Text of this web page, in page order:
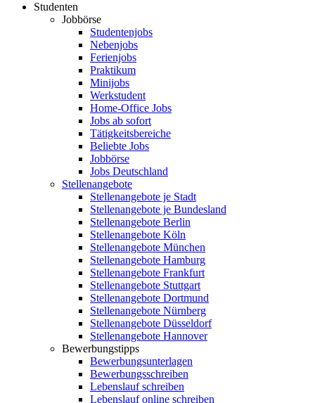
Studenten
Jobbörse
Studentenjobs
Nebenjobs
Ferienjobs
Praktikum
Minijobs
Werkstudent
Home-Office Jobs
Jobs ab sofort
Tätigkeitsbereiche
Beliebte Jobs
Jobbörse
Jobs Deutschland
Stellenangebote
Stellenangebote je Stadt
Stellenangebote je Bundesland
Stellenangebote Berlin
Stellenangebote Köln
Stellenangebote München
Stellenangebote Hamburg
Stellenangebote Frankfurt
Stellenangebote Stuttgart
Stellenangebote Dortmund
Stellenangebote Nürnberg
Stellenangebote Düsseldorf
Stellenangebote Hannover
Bewerbungstipps
Bewerbungsunterlagen
Bewerbungsschreiben
Lebenslauf schreiben
Lebenslauf online schreiben